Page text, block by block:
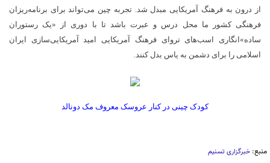
از درون به فرهنگ آمریکایی مبدل شد. تجربه چین می­‌تواند برای برنامه­‌ریزان
فرهنگی کشور ما محل درس و عبرت باشد تا با دوری از «یک رستوران
ساده»انگاری اسب­‌های تروای فرهنگ آمریکایی امید آمریکایی­‌سازی ایران
اسلامی را برای دشمن به یاس بدل کنند.
کودک چینی در کنار عروسک معروف مک دونالد
منبع: خبرگزاری تسنیم